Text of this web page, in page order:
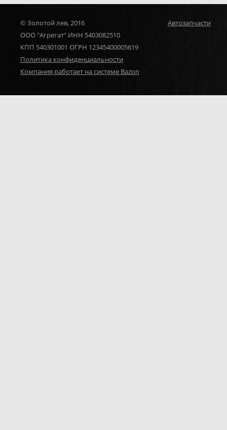
© Золотой лев, 2016
ООО "Агрегат" ИНН 5403082510
КПП 540301001 ОГРН 12345400005619
Политика конфиденциальности
Компания работает на системе Bazon
Автозапчасти